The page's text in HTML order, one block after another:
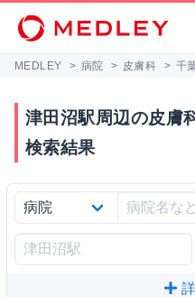
MEDLEY > 病院 > 皮膚科 > 千
津田沼駅周辺の皮膚
検索結果